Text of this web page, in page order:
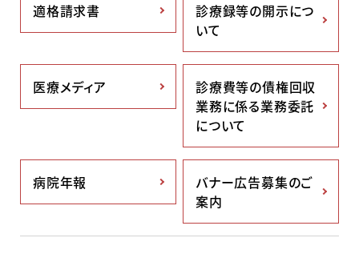
適格請求書
診療録等の開示につ
いて
医療メディア
診療費等の債権回収
業務に係る業務委託
について
病院年報
バナー広告募集のご
案内